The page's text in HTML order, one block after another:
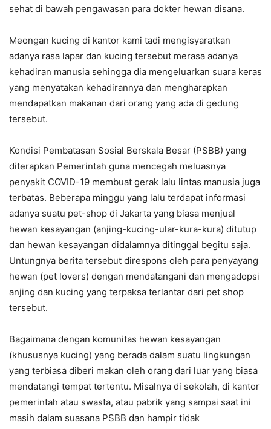
sehat di bawah pengawasan para dokter hewan disana.
Meongan kucing di kantor kami tadi mengisyaratkan
adanya rasa lapar dan kucing tersebut merasa adanya
kehadiran manusia sehingga dia mengeluarkan suara keras
yang menyatakan kehadirannya dan mengharapkan
mendapatkan makanan dari orang yang ada di gedung
tersebut.
Kondisi Pembatasan Sosial Berskala Besar (PSBB) yang
diterapkan Pemerintah guna mencegah meluasnya
penyakit COVID-19 membuat gerak lalu lintas manusia juga
terbatas. Beberapa minggu yang lalu terdapat informasi
adanya suatu pet-shop di Jakarta yang biasa menjual
hewan kesayangan (anjing-kucing-ular-kura-kura) ditutup
dan hewan kesayangan didalamnya ditinggal begitu saja.
Untungnya berita tersebut direspons oleh para penyayang
hewan (pet lovers) dengan mendatangani dan mengadopsi
anjing dan kucing yang terpaksa terlantar dari pet shop
tersebut.
Bagaimana dengan komunitas hewan kesayangan
(khususnya kucing) yang berada dalam suatu lingkungan
yang terbiasa diberi makan oleh orang dari luar yang biasa
mendatangi tempat tertentu. Misalnya di sekolah, di kantor
pemerintah atau swasta, atau pabrik yang sampai saat ini
masih dalam suasana PSBB dan hampir tidak